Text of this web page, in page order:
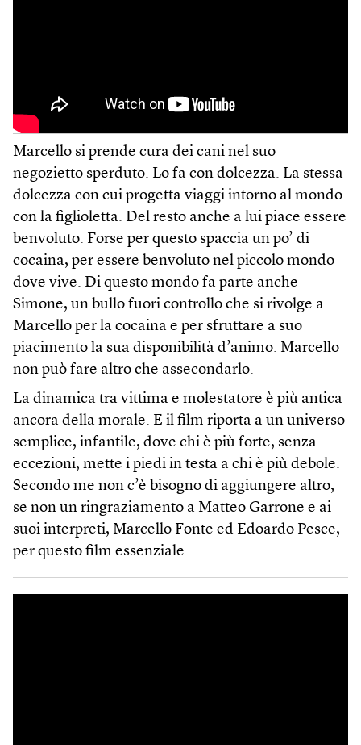
Marcello si prende cura dei cani nel suo
negozietto sperduto. Lo fa con dolcezza. La stessa
dolcezza con cui progetta viaggi intorno al mondo
con la figlioletta. Del resto anche a lui piace essere
benvoluto. Forse per questo spaccia un po’ di
cocaina, per essere benvoluto nel piccolo mondo
dove vive. Di questo mondo fa parte anche
Simone, un bullo fuori controllo che si rivolge a
Marcello per la cocaina e per sfruttare a suo
piacimento la sua disponibilità d’animo. Marcello
non può fare altro che assecondarlo.
La dinamica tra vittima e molestatore è più antica
ancora della morale. E il film riporta a un universo
semplice, infantile, dove chi è più forte, senza
eccezioni, mette i piedi in testa a chi è più debole.
Secondo me non c’è bisogno di aggiungere altro,
se non un ringraziamento a Matteo Garrone e ai
suoi interpreti, Marcello Fonte ed Edoardo Pesce,
per questo film essenziale.